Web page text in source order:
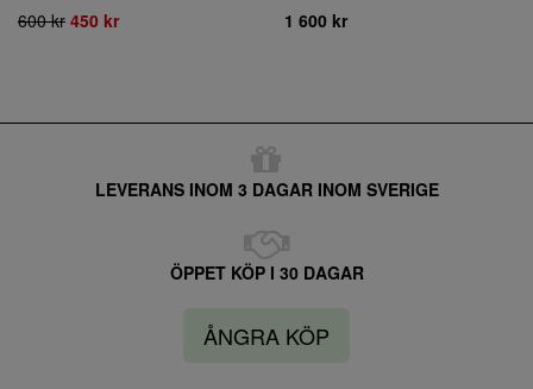
600 kr 450 kr 1 600 kr
LEVERANS INOM 3 DAGAR INOM SVERIGE
ÖPPET KÖP I 30 DAGAR
ÅNGRA KÖP